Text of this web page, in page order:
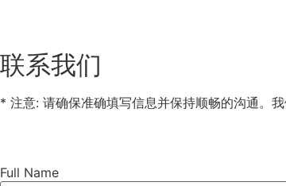
联系我们
* 注意: 请确保准确填写信息并保持顺畅的沟通。
Full Name